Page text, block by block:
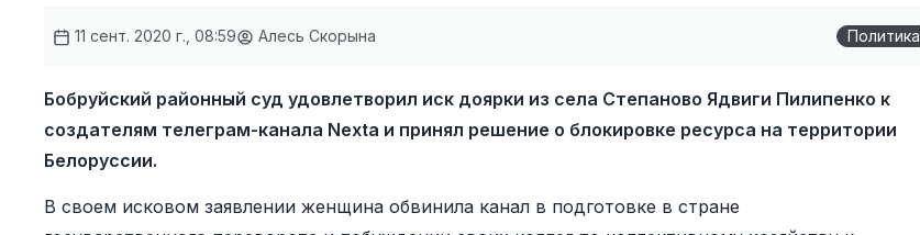
11 сент. 2020 г., 08:59 Алесь Скорына Политика
Бобруйский районный суд удовлетворил иск доярки из села Степаново Ядвиги Пилипенко к
создателям телеграм-канала Nexta и принял решение о блокировке ресурса на территории
Белоруссии.
В своем исковом заявлении женщина обвинила канал в подготовке в стране